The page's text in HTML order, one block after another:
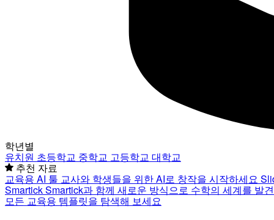
학년별
유치원 초등학교 중학교 고등학교 대학교
추천 자료
교육용 AI 툴 교사와 학생들을 위한 AI로 창작을 시작하세요
SmartickSmartick과 함께 새로운 방식으로 수학의 세계를 발
모든 교육용 템플릿을 탐색해 보세요